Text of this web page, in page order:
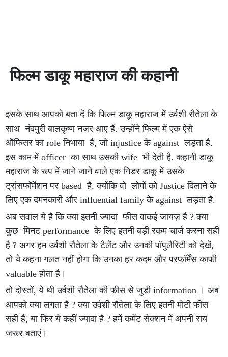
फिल्म डाकू महाराज की कहानी
इसके साथ आपको बता दें कि फिल्म डाकू महाराज में उर्वशी रौतेला के
साथ नंदमुरी बालकृष्ण नजर आए हैं. उन्होंने फिल्म में एक ऐसे
ऑफिसर का role निभाया है, जो injustice के against लड़ता है.
इस काम में officer का साथ उसकी wife भी देती है. कहानी डाकू
महाराज के रूप में जाने जाने वाले एक निडर डाकू में उसके
ट्रांसफॉर्मेशन पर based है, क्योंकि वो लोगों को Justice दिलाने के
लिए एक दमनकारी और influential family के against लड़ता है.
अब सवाल ये है कि क्या इतनी ज्यादा फीस वाकई जायज़ है ? क्या
कुछ मिनट performance के लिए इतनी बड़ी रकम चार्ज करना सही
है ? अगर हम उर्वशी रौतेला के टैलेंट और उनकी पॉपुलैरिटी को देखें,
तो ये कहना गलत नहीं होगा कि उनका हर कदम और परफॉर्मेंस काफी
valuable होता है।
तो दोस्तों, ये थी उर्वशी रौतेला की फीस से जुड़ी information । अब
आपको क्या लगता है ? क्या उर्वशी रौतेला के लिए इतनी मोटी फीस
सही है, या फिर ये कहीं ज्यादा है ? हमें कमेंट सेक्शन में अपनी राय
जरूर बताएं।